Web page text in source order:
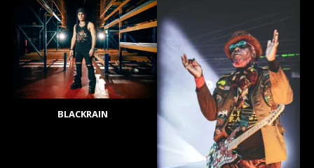
BLACKRAIN